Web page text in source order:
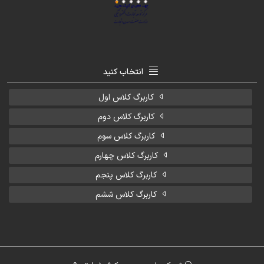
انتخاب کنید
کاربرگ کلاس اول
کاربرگ کلاس دوم
کاربرگ کلاس سوم
کاربرگ کلاس چهارم
کاربرگ کلاس پنجم
کاربرگ کلاس ششم